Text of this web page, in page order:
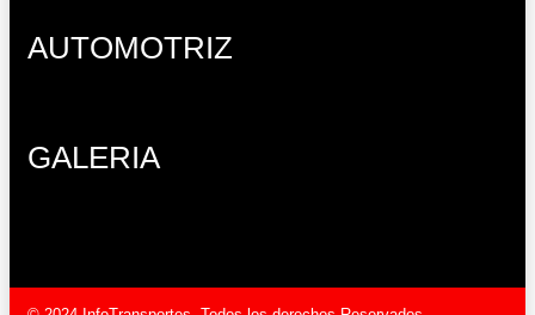
AUTOMOTRIZ
GALERIA